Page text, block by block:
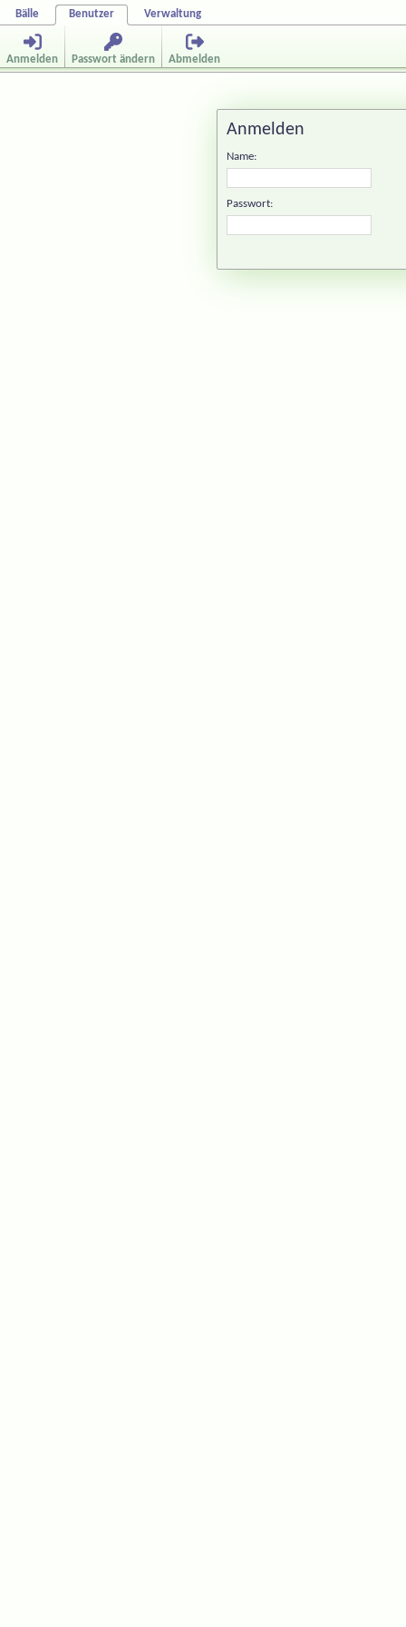
Bälle Benutzer Verwaltung
Anmelden Passwort ändern Abmelden
Anmelden
Name:
Passwort: